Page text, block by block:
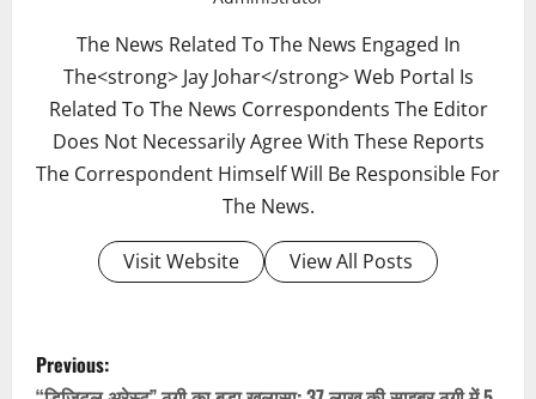
The News Related To The News Engaged In
The<strong> Jay Johar</strong> Web Portal Is
Related To The News Correspondents The Editor
Does Not Necessarily Agree With These Reports
The Correspondent Himself Will Be Responsible For
The News.
Visit Website View All Posts
P
Previous: